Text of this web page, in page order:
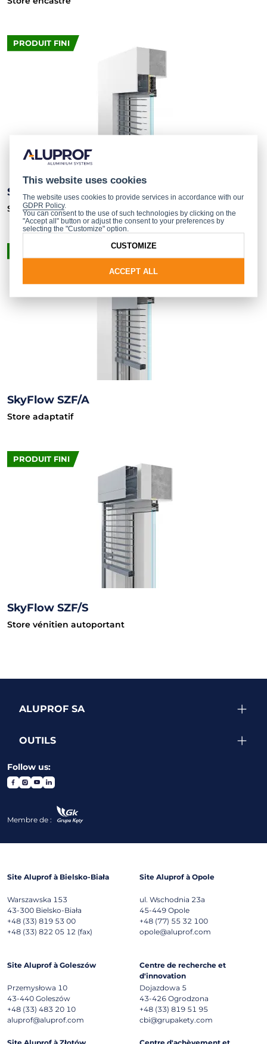
PRODUIT FINI
SkyFlow BOX/COMPACT
Store encastré
SkyFlow SZF/A
Store adaptatif
PRODUIT FINI
SkyFlow SZF/S
Store vénitien autoportant
ALUPROF SA
OUTILS
Follow us:
Membre de :
Site Aluprof à Bielsko-Biała
Warszawska 153
43-300 Bielsko-Biała
+48 (33) 819 53 00
+48 (33) 822 05 12 (fax)
Site Aluprof à Opole
ul. Wschodnia 23a
45-449 Opole
+48 (77) 55 32 100
opole@aluprof.com
Site Aluprof à Goleszów
Przemysłowa 10
43-440 Goleszów
+48 (33) 483 20 10
aluprof@aluprof.com
Centre de recherche et
d'innovation
Dojazdowa 5
43-426 Ogrodzona
+48 (33) 819 51 95
cbi@grupakety.com
This website uses cookies
The website uses cookies to provide services in accordance with our
GDPR Policy.
You can consent to the use of such technologies by clicking on the
"Accept all" button or adjust the consent to your preferences by
selecting the "Customize" option.
ACCEPT ALL
CUSTOMIZE